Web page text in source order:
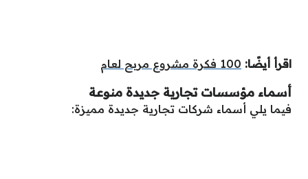
اقرأ أيضًا: 100 فكرة مشروع مربح لعام
أسماء مؤسسات تجارية جديدة منوعة
فيما يلي أسماء شركات تجارية جديدة مميزة: